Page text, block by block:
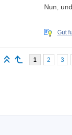
Nun,
Gut
1 2 3